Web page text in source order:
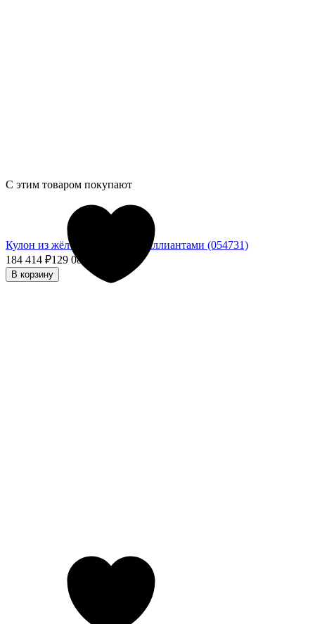
Кулон из жёлтого золота с бриллиантами (054731)
184 414 ₽129 089,80
В корзину
С этим товаром покупают